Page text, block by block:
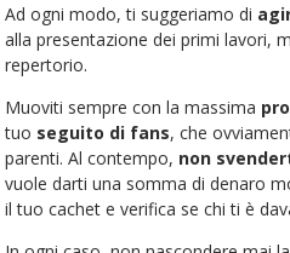
Ad ogni modo, ti suggeriamo di
alla presentazione dei primi lavori,
repertorio.
Muoviti sempre con la massima
tuo seguito di fans, che
parenti. Al contempo, non
vuole darti una somma di denaro
il tuo cachet e verifica se chi ti è